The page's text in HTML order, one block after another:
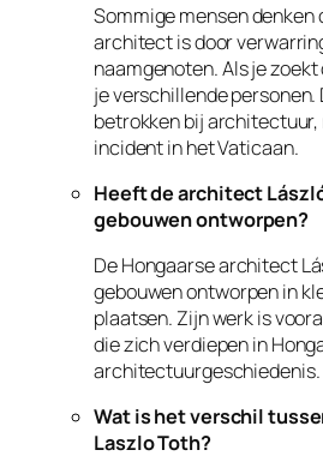
Sommige mensen denken
architect is door
naamgenoten. Als je
je verschillende
betrokken bij architectuur,
incident in het Vaticaan.
Heeft de architect
gebouwen ontworpen?
De Hongaarse architect
gebouwen ontworpen in
plaatsen. Zijn werk is
die zich verdiepen in
architectuurgeschiedenis.
Wat is het verschil
Laszlo Toth?